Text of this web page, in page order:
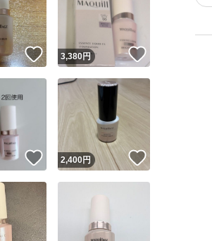
ユーザーの実績について
定めた一定の基準を満たしたユーザーにバッ
者 Yahoo!フリマの基準をクリアした安心
この商品の情報をコピーします
の 無断転載は禁止されています
1商品につき1回
いいね！
3,380円
いいね！
2,400円